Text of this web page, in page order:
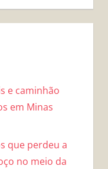
e caminhão
em Minas
que perdeu a
no meio da